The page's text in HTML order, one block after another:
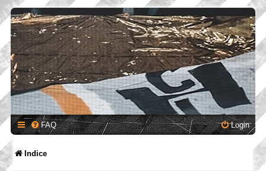
FAQ Login
Indice